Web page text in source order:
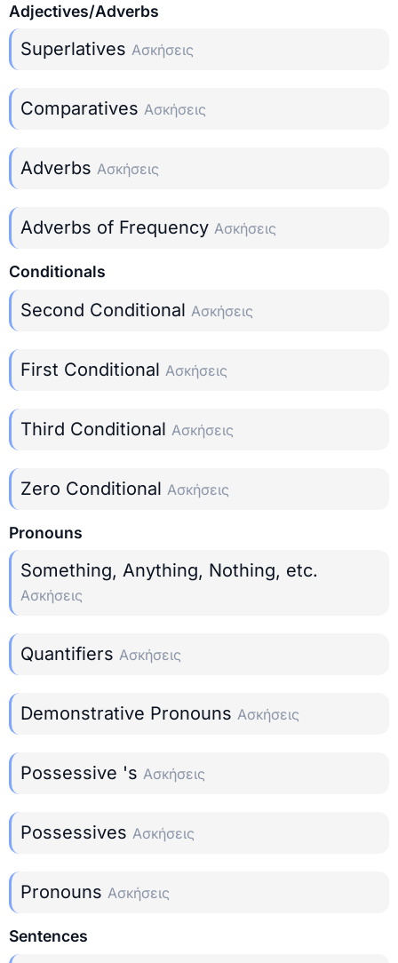
Adjectives/Adverbs
Superlatives Ασκήσεις
Comparatives Ασκήσεις
Adverbs Ασκήσεις
Adverbs of Frequency Ασκήσεις
Conditionals
Second Conditional Ασκήσεις
First Conditional Ασκήσεις
Third Conditional Ασκήσεις
Zero Conditional Ασκήσεις
Pronouns
Something, Anything, Nothing, etc.
Ασκήσεις
Quantifiers Ασκήσεις
Demonstrative Pronouns Ασκήσεις
Possessive 's Ασκήσεις
Possessives Ασκήσεις
Pronouns Ασκήσεις
Sentences